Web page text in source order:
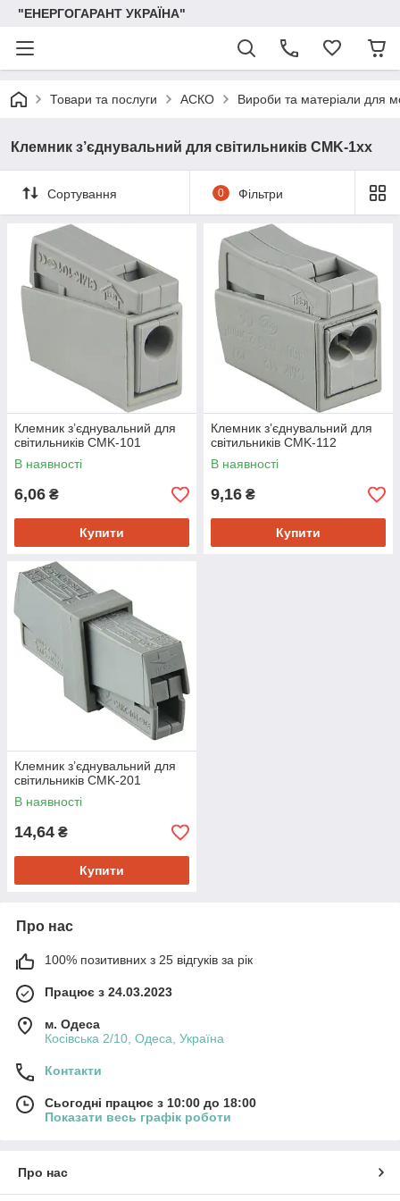
"ЕНЕРГОГАРАНТ УКРАЇНА"
Товари та послуги АСКО Вироби та матеріали для
Клемник з’єднувальний для світильників CMK-1xx
Сортування 0 Фільтри
Клемник з’єднувальний для
світильників CMK-101
В наявності
6,06 ₴
Купити
Клемник з’єднувальний для
світильників CMK-112
В наявності
9,16 ₴
Купити
Клемник з’єднувальний для
світильників CMK-201
В наявності
14,64 ₴
Купити
Про нас
100% позитивних з 25 відгуків за рік
Працює з 24.03.2023
м. Одеса
Косівська 2/10, Одеса, Україна
Контакти
Сьогодні працює з 10:00 до 18:00
Показати весь графік роботи
Про нас